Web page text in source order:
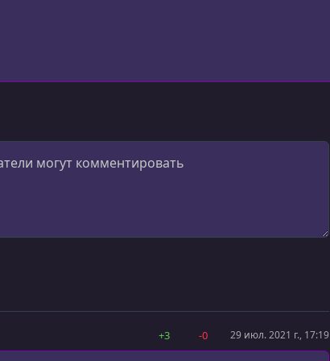
+3 -0 29 июл. 2021 г., 17:19